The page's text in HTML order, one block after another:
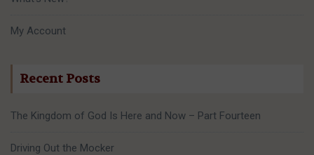
My Account
Recent Posts
The Kingdom of God Is Here and Now – Part Fourteen
Driving Out the Mocker